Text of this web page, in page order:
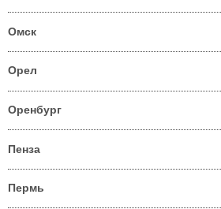
Омск
Орел
Оренбург
Пенза
Пермь